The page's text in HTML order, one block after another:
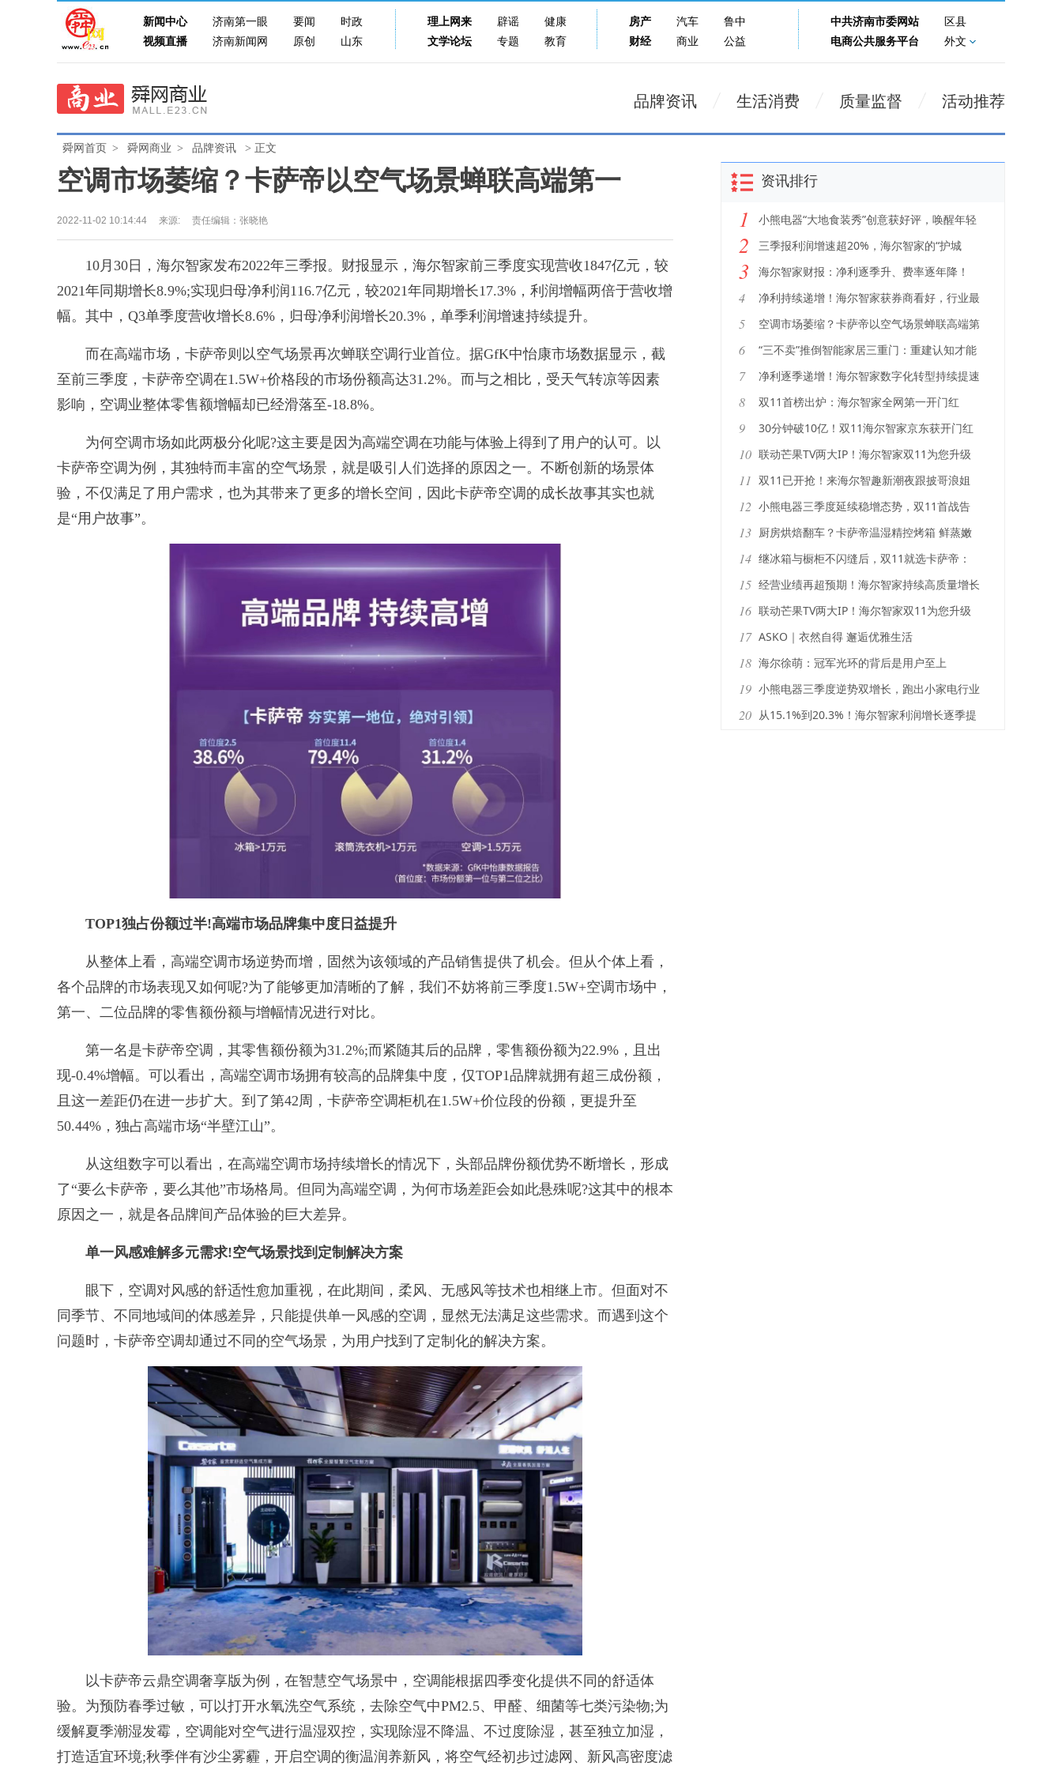
新闻中心 济南第一眼 要闻 时政 理上网来 辟谣 健康 房产 汽车 鲁中 中共济南市委网站
区县
视频直播
济南新闻网 原创 山东 文学论坛 专题 教育 财经 商业 公益 电商公共服务平台 外文
品牌资讯 生活消费 质量监督 活动推荐
舜网首页 > 舜网商业 > 品牌资讯 > 正文
空调市场萎缩？卡萨帝以空气场景蝉联高端第一
2022-11-02 10:14:44 来源: 责任编辑：张晓艳
10月30日，海尔智家发布2022年三季报。财报显示，海尔智家前三季度实现营收1847亿元，较
2021年同期增长8.9%;实现归母净利润116.7亿元，较2021年同期增长17.3%，利润增幅两倍于营收增
幅。其中，Q3单季度营收增长8.6%，归母净利润增长20.3%，单季利润增速持续提升。
而在高端市场，卡萨帝则以空气场景再次蝉联空调行业首位。据GfK中怡康市场数据显示，截
至前三季度，卡萨帝空调在1.5W+价格段的市场份额高达31.2%。而与之相比，受天气转凉等因素
影响，空调业整体零售额增幅却已经滑落至-18.8%。
为何空调市场如此两极分化呢?这主要是因为高端空调在功能与体验上得到了用户的认可。以
卡萨帝空调为例，其独特而丰富的空气场景，就是吸引人们选择的原因之一。不断创新的场景体
验，不仅满足了用户需求，也为其带来了更多的增长空间，因此卡萨帝空调的成长故事其实也就
是“用户故事”。
TOP1独占份额过半!高端市场品牌集中度日益提升
从整体上看，高端空调市场逆势而增，固然为该领域的产品销售提供了机会。但从个体上看，
各个品牌的市场表现又如何呢?为了能够更加清晰的了解，我们不妨将前三季度1.5W+空调市场中，
第一、二位品牌的零售额份额与增幅情况进行对比。
第一名是卡萨帝空调，其零售额份额为31.2%;而紧随其后的品牌，零售额份额为22.9%，且出
现-0.4%增幅。可以看出，高端空调市场拥有较高的品牌集中度，仅TOP1品牌就拥有超三成份额，
且这一差距仍在进一步扩大。到了第42周，卡萨帝空调柜机在1.5W+价位段的份额，更提升至
50.44%，独占高端市场“半壁江山”。
从这组数字可以看出，在高端空调市场持续增长的情况下，头部品牌份额优势不断增长，形成
了“要么卡萨帝，要么其他”市场格局。但同为高端空调，为何市场差距会如此悬殊呢?这其中的根本
原因之一，就是各品牌间产品体验的巨大差异。
单一风感难解多元需求!空气场景找到定制解决方案
眼下，空调对风感的舒适性愈加重视，在此期间，柔风、无感风等技术也相继上市。但面对不
同季节、不同地域间的体感差异，只能提供单一风感的空调，显然无法满足这些需求。而遇到这个
问题时，卡萨帝空调却通过不同的空气场景，为用户找到了定制化的解决方案。
以卡萨帝云鼎空调奢享版为例，在智慧空气场景中，空调能根据四季变化提供不同的舒适体
验。为预防春季过敏，可以打开水氧洗空气系统，去除空气中PM2.5、甲醛、细菌等七类污染物;为
缓解夏季潮湿发霉，空调能对空气进行温湿双控，实现除湿不降温、不过度除湿，甚至独立加湿，
打造适宜环境;秋季伴有沙尘雾霾，开启空调的衡温润养新风，将空气经初步过滤网、新风高密度滤
资讯排行
1
小熊电器“大地食装秀”创意获好评，唤醒年轻
人秋日生活灵感
2
三季报利润增速超20%，海尔智家的“护城
河”有多硬
3 海尔智家财报：净利逐季升、费率逐年降！
4
净利持续递增！海尔智家获券商看好，行业最
多
5
空调市场萎缩？卡萨帝以空气场景蝉联高端第
一
6
“三不卖”推倒智能家居三重门：重建认知才能
迎来普及
7 净利逐季递增！海尔智家数字化转型持续提速
8 双11首榜出炉：海尔智家全网第一开门红
9 30分钟破10亿！双11海尔智家京东获开门红
10 联动芒果TV两大IP！海尔智家双11为您升级
智趣新潮生活
11 双11已开抢！来海尔智趣新潮夜跟披哥浪姐
先体验后购买
12 小熊电器三季度延续稳增态势，双11首战告
捷前2小时销售破亿
13 厨房烘焙翻车？卡萨帝温湿精控烤箱 鲜蒸嫩
烤 外酥里嫩
14 继冰箱与橱柜不闪缝后，双11就选卡萨帝：
让箱门与柜门也平整
15 经营业绩再超预期！海尔智家持续高质量增长
16 联动芒果TV两大IP！海尔智家双11为您升级
智趣新潮生活
17 ASKO｜衣然自得 邂逅优雅生活
18 海尔徐萌：冠军光环的背后是用户至上
19 小熊电器三季度逆势双增长，跑出小家电行业
增长加速度
20 从15.1%到20.3%！海尔智家利润增长逐季提